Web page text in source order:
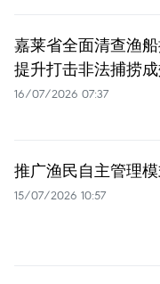
嘉莱省全面清查渔
提升打击非法捕捞
16/07/2026 07:37
推广渔民自主管理
15/07/2026 10:57